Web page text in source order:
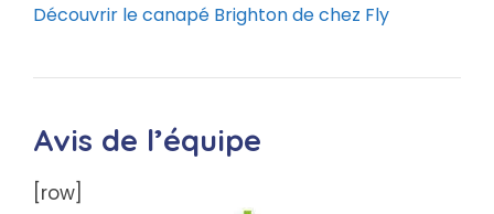
Découvrir le canapé Brighton de chez Fly
Avis de l’équipe
[row]